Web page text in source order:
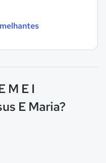
M E I
E Maria?